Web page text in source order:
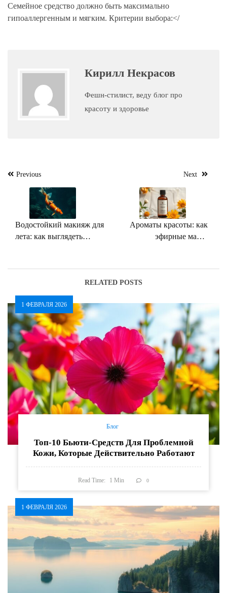
Семейное средство должно быть максимально
гипоаллергенным и мягким. Критерии выбора:</
Кирилл Некрасов
Фешн-стилист, веду блог про
красоту и здоровье
Навигация
Previous
Водостойкий макияж для
лета: как выглядеть
Next
Ароматы красоты: как
эфирные масла
RELATED POSTS
1 ФЕВРАЛЯ 2026
Блог
Топ-10 Бьюти-Средств Для Проблемной
Кожи, Которые Действительно Работают
Read Time: 1Min 0
1 ФЕВРАЛЯ 2026